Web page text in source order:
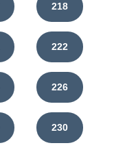
218
222
226
230